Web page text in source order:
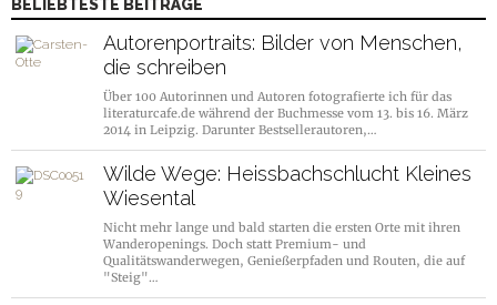
BELIEBTESTE BEITRÄGE
Autorenportraits: Bilder von Menschen,
die schreiben
Über 100 Autorinnen und Autoren fotografierte ich für das
literaturcafe.de während der Buchmesse vom 13. bis 16. März
2014 in Leipzig. Darunter Bestsellerautoren,…
Wilde Wege: Heissbachschlucht Kleines
Wiesental
Nicht mehr lange und bald starten die ersten Orte mit ihren
Wanderopenings. Doch statt Premium- und
Qualitätswanderwegen, Genießerpfaden und Routen, die auf
"Steig"…